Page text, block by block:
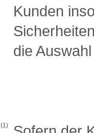
Kunden
die
(1)